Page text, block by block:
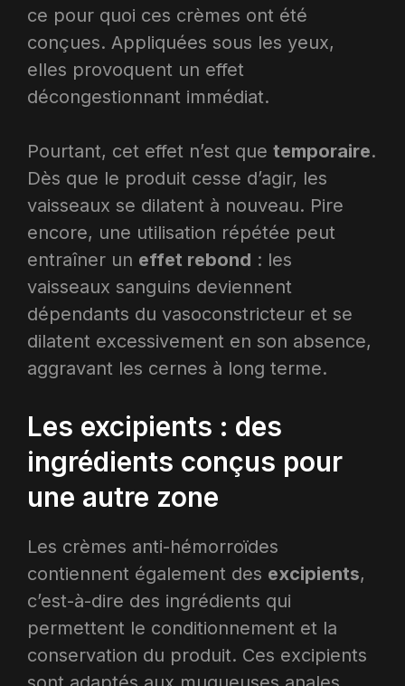
ce pour quoi ces crèmes ont été
conçues. Appliquées sous les yeux,
elles provoquent un effet
décongestionnant immédiat.
Pourtant, cet effet n’est que temporaire.
Dès que le produit cesse d’agir, les
vaisseaux se dilatent à nouveau. Pire
encore, une utilisation répétée peut
entraîner un effet rebond : les
vaisseaux sanguins deviennent
dépendants du vasoconstricteur et se
dilatent excessivement en son absence,
aggravant les cernes à long terme.
Les excipients : des
ingrédients conçus pour
une autre zone
Les crèmes anti-hémorroïdes
contiennent également des excipients,
c’est-à-dire des ingrédients qui
permettent le conditionnement et la
conservation du produit. Ces excipients